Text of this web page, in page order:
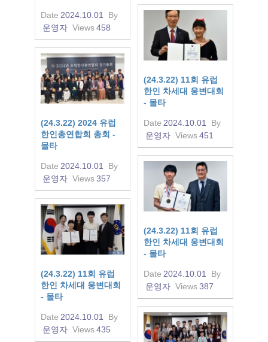
Date 2024.10.01
By
운영자 Views458
(24.3.22) 11회 유럽
한인 차세대 웅변대회
- 몰타
Date 2024.10.01
By
운영자 Views451
(24.3.22) 2024 유럽
한인총연합회 총회 -
몰타
Date 2024.10.01
By
운영자 Views357
(24.3.22) 11회 유럽
한인 차세대 웅변대회
- 몰타
Date 2024.10.01
By
운영자 Views387
(24.3.22) 11회 유럽
한인 차세대 웅변대회
- 몰타
Date 2024.10.01
By
운영자 Views435